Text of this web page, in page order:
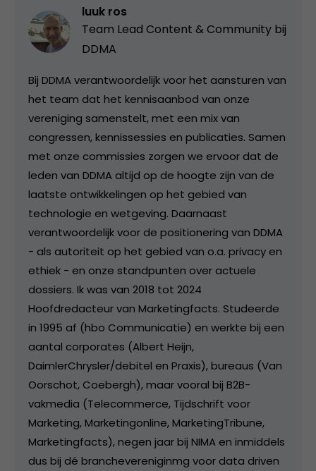
luuk ros
Team Lead Content & Community bij
DDMA
Bij DDMA verantwoordelijk voor het aansturen van
het team dat het kennisaanbod van onze
vereniging samenstelt, met een mix van
congressen, kennissessies en publicaties. Samen
met onze commissies zorgen we ervoor dat de
leden van DDMA altijd op de hoogte zijn van de
laatste ontwikkelingen op het gebied van
technologie en wetgeving. Daarnaast
verantwoordelijk voor de positionering van DDMA
- als autoriteit op het gebied van o.a. privacy en
ethiek - en onze standpunten over actuele
dossiers. Ik was van 2018 tot 2024
Hoofdredacteur van Marketingfacts. Studeerde
in 1995 af (hbo Communicatie) en werkte bij een
aantal corporates (Albert Heijn,
DaimlerChrysler/debitel en Praxis), bureaus (Van
Oorschot, Coebergh), maar vooral bij B2B-
vakmedia (Telecommerce, Tijdschrift voor
Marketing, Marketingonline, MarketingTribune,
Marketingfacts), negen jaar bij NIMA en inmiddels
dus bij dé branchevereniginmg voor data driven